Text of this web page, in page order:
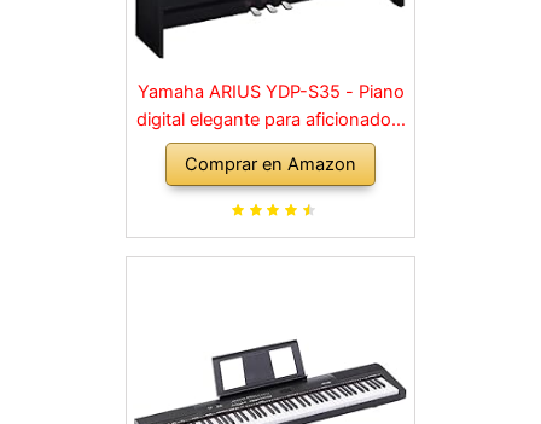
Yamaha ARIUS YDP-S35 - Piano
digital elegante para aficionados,
para una experiencia similar a la
de un piano acústico, adecuado
para cualquier rincón de la casa,
Comprar en Amazon